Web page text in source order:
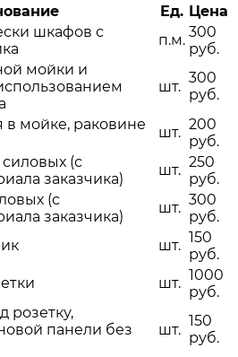
Ед. Цена
шкафов с
п.м. 300
руб.
мойки и
шт.
300
руб.
в мойке, раковине
шт. 200
руб.
(с
заказчика)
шт. 250
руб.
(с
заказчика)
шт. 300
руб.
шт. 150
руб.
шт. 1000
руб.
розетку,
панели без
шт.
150
руб.